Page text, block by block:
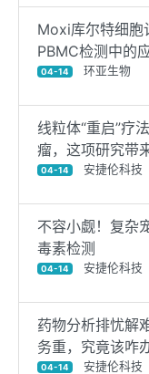
Moxi库尔特细胞
PBMC检测中的
04-14 环亚生物
线粒体“重启”疗
瘤，这项研究带
04-14 安捷伦科技
不容小觑！复杂
毒素检测
04-14 安捷伦科技
药物分析排忧解
务重，究竟该咋
04-14 安捷伦科技